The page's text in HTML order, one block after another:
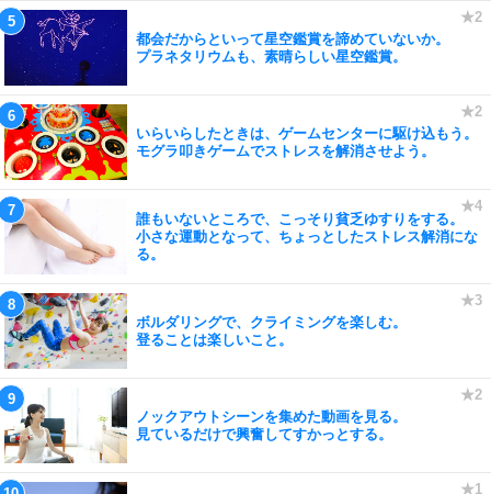
都会だからといって星空鑑賞を諦めていないか。
プラネタリウムも、素晴らしい星空鑑賞。
いらいらしたときは、ゲームセンターに駆け込もう。
モグラ叩きゲームでストレスを解消させよう。
誰もいないところで、こっそり貧乏ゆすりをする。
小さな運動となって、ちょっとしたストレス解消にな
る。
ボルダリングで、クライミングを楽しむ。
登ることは楽しいこと。
ノックアウトシーンを集めた動画を見る。
見ているだけで興奮してすかっとする。